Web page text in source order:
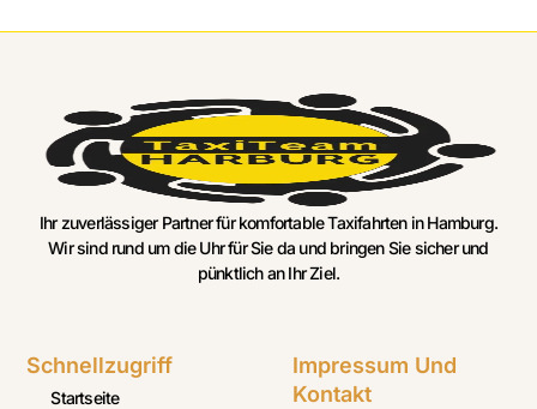
Ihr zuverlässiger Partner für komfortable Taxifahrten in Hamburg.
Wir sind rund um die Uhr für Sie da und bringen Sie sicher und
pünktlich an Ihr Ziel.
Schnellzugriff
Startseite
Impressum Und
Kontakt